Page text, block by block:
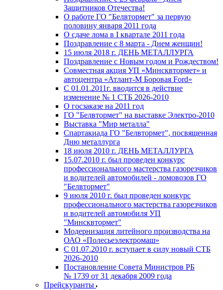
Защитников Отечества!
О работе ГО "Белвтормет" за первую
половину января 2011 года
О сдаче лома в I квартале 2011 года
Поздравление с 8 марта - Днем женщин!
15 июля 2018 г. ДЕНЬ МЕТАЛЛУРГА
Поздравление с Новым годом и Рождеством!
Совместная акция УП «Минсквтормет» и
автоцентра «Атлант-М Боровая Ford»
С 01.01.2011г. вводится в действие
изменение № 1 СТБ 2026-2010
О госзаказе на 2011 год
ГО "Белвтормет" на выставке Электро-2010
Выставка "Мир металла"
Спартакиада ГО "Белвтормет", посвященная
Дню металлурга
18 июля 2010 г. ДЕНЬ МЕТАЛЛУРГА
15.07.2010 г. был проведен конкурс
профессионального мастерства газорезчиков
и водителей автомобилей - ломовозов ГО
"Белвтормет"
9 июля 2010 г. был проведен конкурс
профессионального мастерства газорезчиков
и водителей автомобиля УП
"Минсквтормет"
Модернизация литейного производства на
ОАО «Полесьеэлектромаш»
С 01.07.2010 г. вступает в силу новый СТБ
2026-2010
Постановление Совета Министров РБ
№ 1739 от 31 декабря 2009 года
Прейскуранты